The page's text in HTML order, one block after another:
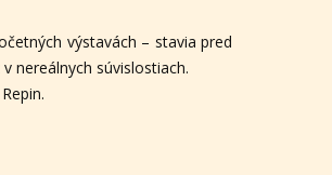
výstavách – stavia pred
nereálnych súvislostiach.